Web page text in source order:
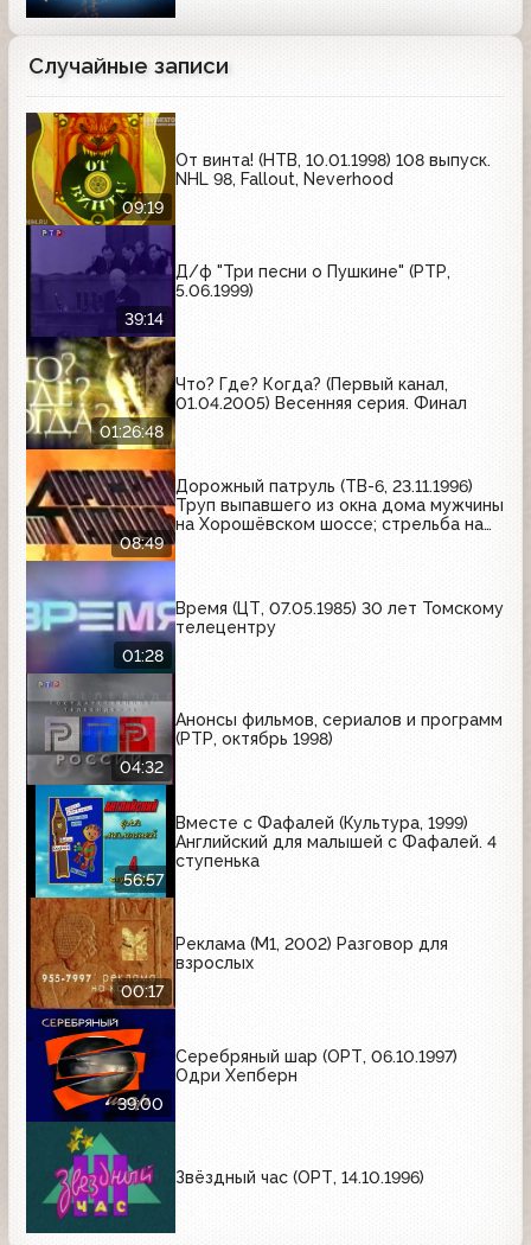
Случайные записи
09:19
От винта! (НТВ, 10.01.1998) 108 выпуск.
NHL 98, Fallout, Neverhood
39:14
Д/ф "Три песни о Пушкине" (РТР,
5.06.1999)
01:26:48
Что? Где? Когда? (Первый канал,
01.04.2005) Весенняя серия. Финал
08:49
Дорожный патруль (ТВ-6, 23.11.1996)
Труп выпавшего из окна дома мужчины
на Хорошёвском шоссе; стрельба на
01:28
Время (ЦТ, 07.05.1985) 30 лет Томскому
телецентру
04:32
Анонсы фильмов, сериалов и программ
(РТР, октябрь 1998)
56:57
Вместе с Фафалей (Культура, 1999)
Английский для малышей с Фафалей. 4
ступенька
00:17
Реклама (М1, 2002) Разговор для
взрослых
39:00
Серебряный шар (ОРТ, 06.10.1997)
Одри Хепберн
Звёздный час (ОРТ, 14.10.1996)